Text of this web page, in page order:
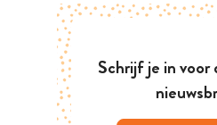
Schrijf je in